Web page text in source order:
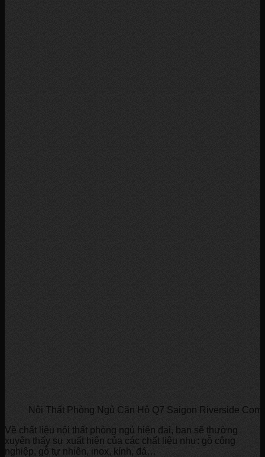
Nội Thất Phòng Ngủ Căn Hộ Q7 Saigon Riverside
Về chất liệu nội thất phòng ngủ hiện đại, bạn sẽ thường
xuyên thấy sự xuất hiện của các chất liệu như: gỗ công
nghiệp, gỗ tự nhiên, inox, kính, đá…